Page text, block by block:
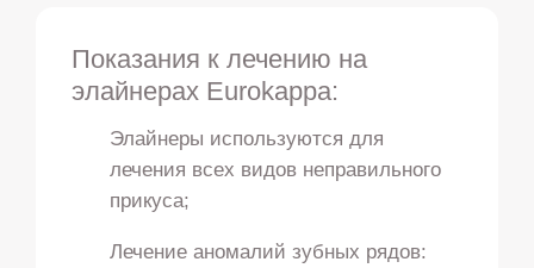
Показания к лечению на
элайнерах Eurokappa:
Элайнеры используются для
лечения всех видов неправильного
прикуса;
Лечение аномалий зубных рядов: